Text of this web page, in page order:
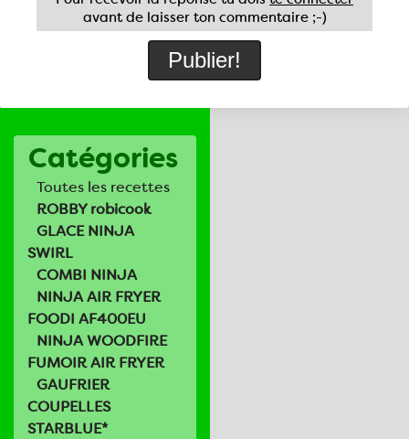
Catégories
Toutes les recettes
ROBBY robicook
GLACE NINJA
SWIRL
COMBI NINJA
NINJA AIR FRYER
FOODI AF400EU
NINJA WOODFIRE
FUMOIR AIR FRYER
GAUFRIER
COUPELLES
STARBLUE*
avant de laisser ton commentaire ;-)